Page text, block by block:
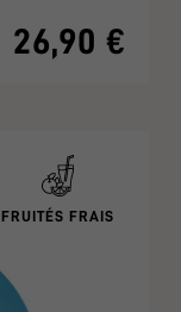
26,90 €
FRUITÉS FRAIS